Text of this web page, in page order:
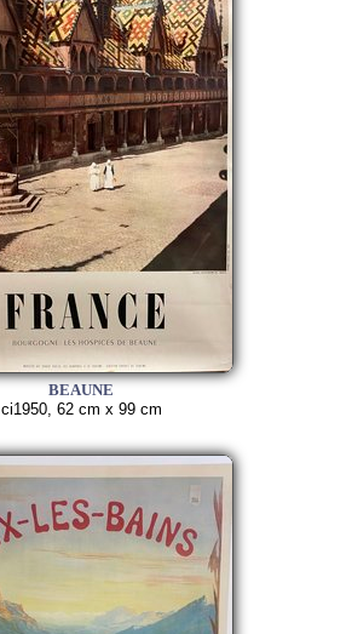
BEAUNE
ci1950, 62 cm x 99 cm